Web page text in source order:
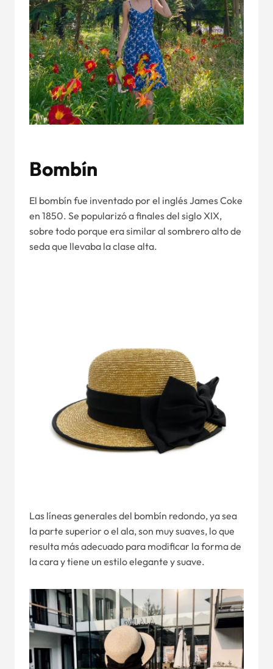
Bombín
El bombín fue inventado por el inglés James Coke
en 1850. Se popularizó a finales del siglo XIX,
sobre todo porque era similar al sombrero alto de
seda que llevaba la clase alta.
Las líneas generales del bombín redondo, ya sea
la parte superior o el ala, son muy suaves, lo que
resulta más adecuado para modificar la forma de
la cara y tiene un estilo elegante y suave.